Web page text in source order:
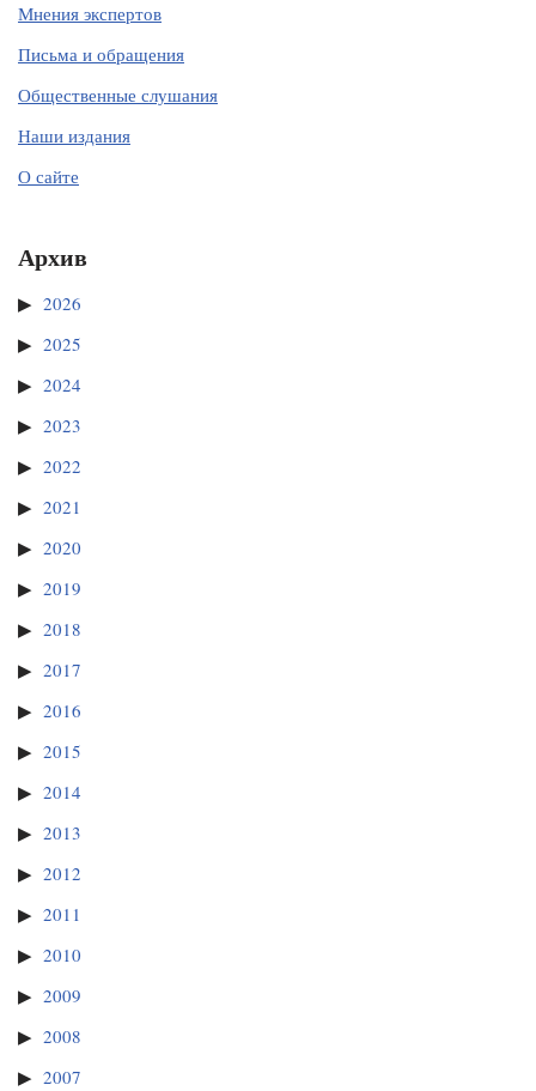
Мнения экспертов
Письма и обращения
Общественные слушания
Наши издания
О сайте
Архив
2026
2025
2024
2023
2022
2021
2020
2019
2018
2017
2016
2015
2014
2013
2012
2011
2010
2009
2008
2007